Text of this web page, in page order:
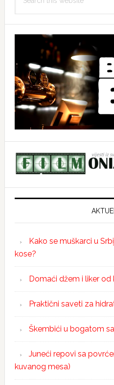
this
Kako se muškarci u
kose?
Domaći džem i liker od
Praktični saveti za
Škembići u bogatom
Juneći repovi sa
kuvanog mesa)